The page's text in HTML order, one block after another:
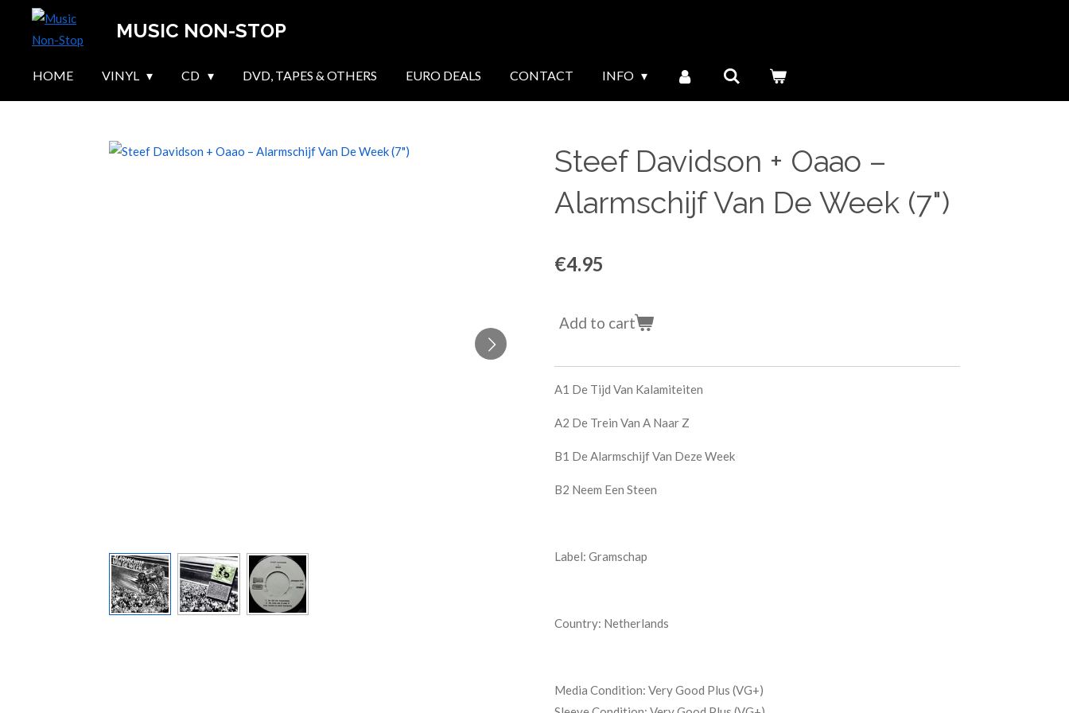
content
MUSIC NON-STOP
HOME VINYL CD DVD, TAPES & OTHERS EURO DEALS CONTACT INFO
Steef Davidson + Oaao ‎–
Alarmschijf Van De Week (7")
€4.95
Add to cart
A1 De Tijd Van Kalamiteiten
A2 De Trein Van A Naar Z
B1 De Alarmschijf Van Deze Week
B2 Neem Een Steen
Label: Gramschap
Country: Netherlands
Media Condition: Very Good Plus (VG+)